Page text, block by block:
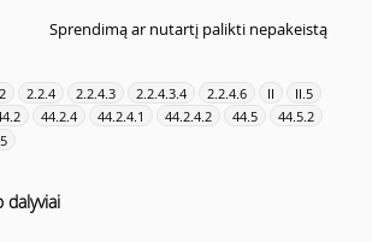
Sprendimą ar nutartį palikti nepakeistą
2.2.4 2.2.4.3 2.2.4.3.4 2.2.4.6 II
II.5
44.2.4 44.2.4.1 44.2.4.2 44.5
44.5.2
dalyviai